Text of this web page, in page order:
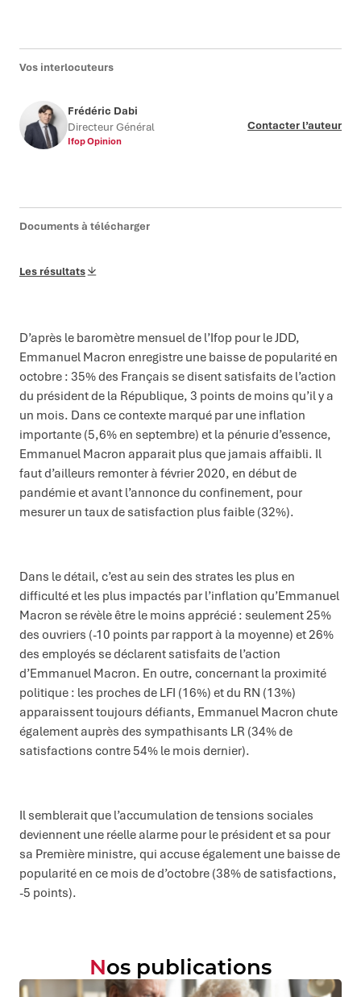
Vos interlocuteurs
Frédéric Dabi
Directeur Général
Ifop Opinion
Contacter l’auteur
Documents à télécharger
Les résultats
D’après le baromètre mensuel de l’Ifop pour le JDD,
Emmanuel Macron enregistre une baisse de popularité en
octobre : 35% des Français se disent satisfaits de l’action
du président de la République, 3 points de moins qu’il y a
un mois. Dans ce contexte marqué par une inflation
importante (5,6% en septembre) et la pénurie d’essence,
Emmanuel Macron apparait plus que jamais affaibli. Il
faut d’ailleurs remonter à février 2020, en début de
pandémie et avant l’annonce du confinement, pour
mesurer un taux de satisfaction plus faible (32%).
Dans le détail, c’est au sein des strates les plus en
difficulté et les plus impactés par l’inflation qu’Emmanuel
Macron se révèle être le moins apprécié : seulement 25%
des ouvriers (-10 points par rapport à la moyenne) et 26%
des employés se déclarent satisfaits de l’action
d’Emmanuel Macron. En outre, concernant la proximité
politique : les proches de LFI (16%) et du RN (13%)
apparaissent toujours défiants, Emmanuel Macron chute
également auprès des sympathisants LR (34% de
satisfactions contre 54% le mois dernier).
Il semblerait que l’accumulation de tensions sociales
deviennent une réelle alarme pour le président et sa pour
sa Première ministre, qui accuse également une baisse de
popularité en ce mois de d’octobre (38% de satisfactions,
-5 points).
Nos publications